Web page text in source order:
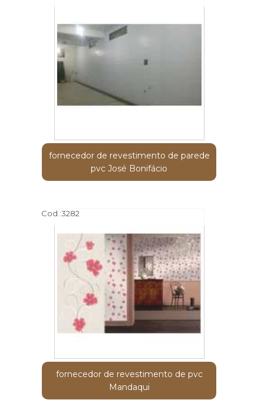
fornecedor de revestimento de parede
pvc José Bonifácio
Cod.:3282
fornecedor de revestimento de pvc
Mandaqui